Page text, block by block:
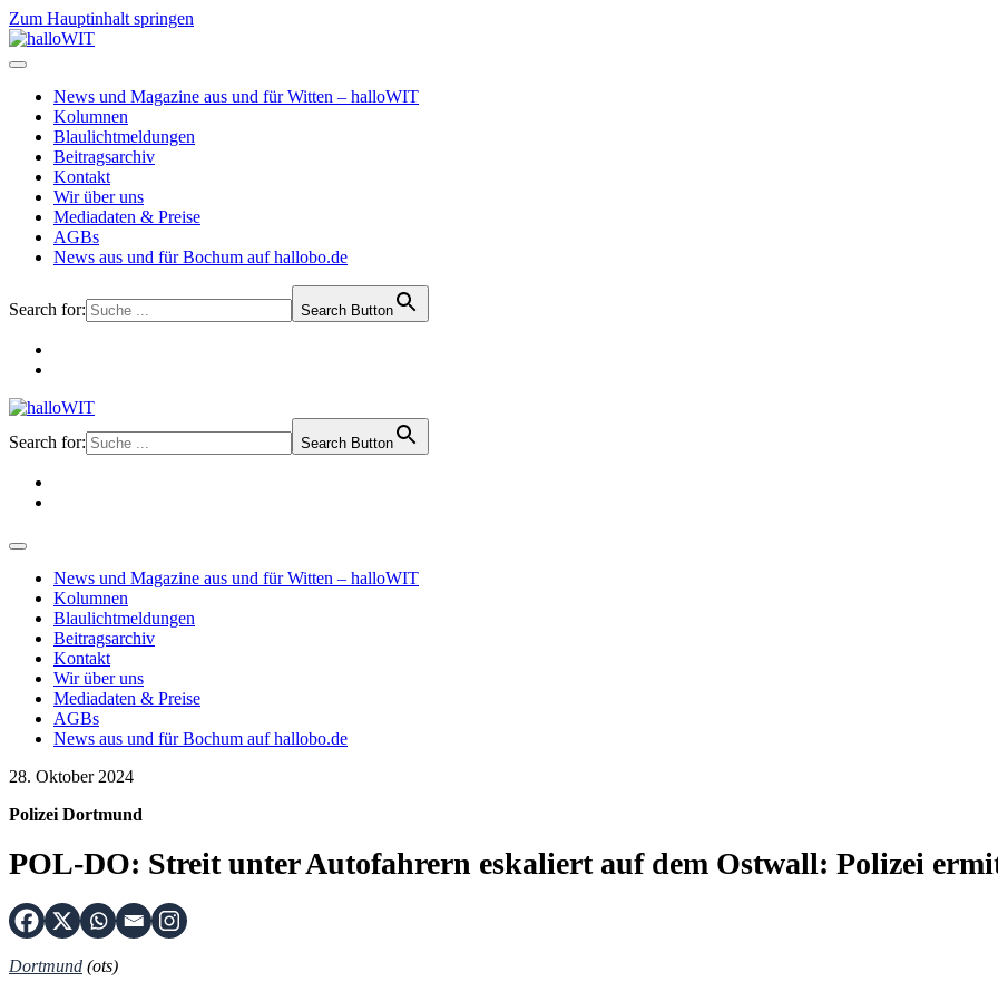
Zum Hauptinhalt springen
News und Magazine aus und für Witten – halloWIT
Kolumnen
Blaulichtmeldungen
Beitragsarchiv
Kontakt
Wir über uns
Mediadaten & Preise
AGBs
News aus und für Bochum auf hallobo.de
Search for: Search Button
Search for: Search Button
News und Magazine aus und für Witten – halloWIT
Kolumnen
Blaulichtmeldungen
Beitragsarchiv
Kontakt
Wir über uns
Mediadaten & Preise
AGBs
News aus und für Bochum auf hallobo.de
28. Oktober 2024
Polizei Dortmund
POL-DO: Streit unter Autofahrern eskaliert auf dem Ostwall: Polizei
Dortmund (ots)